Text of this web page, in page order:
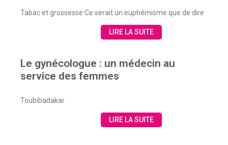
Tabac et grossesse Ce serait un euphémisme que de dire
LIRE LA SUITE
Le gynécologue : un médecin au
service des femmes
Toubibadakar
LIRE LA SUITE